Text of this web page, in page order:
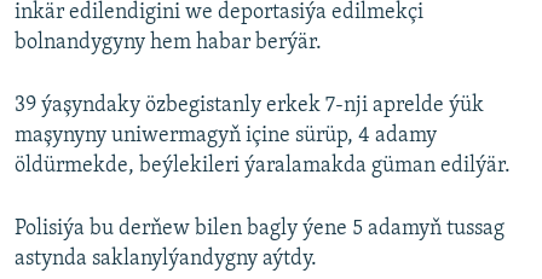
inkär edilendigini we deportasiýa edilmekçi
bolnandygyny hem habar berýär.
39 ýaşyndaky özbegistanly erkek 7-nji aprelde ýük
maşynyny uniwermagyň içine sürüp, 4 adamy
öldürmekde, beýlekileri ýaralamakda güman edilýär.
Polisiýa bu derňew bilen bagly ýene 5 adamyň tussag
astynda saklanylýandygny aýtdy.